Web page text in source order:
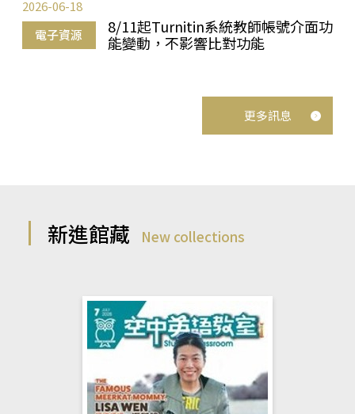
電子資源
8/11起Turnitin系統教師帳號介面功
能變動，不影響比對功能
2026-06-18
更多訊息
新進館藏 New collections